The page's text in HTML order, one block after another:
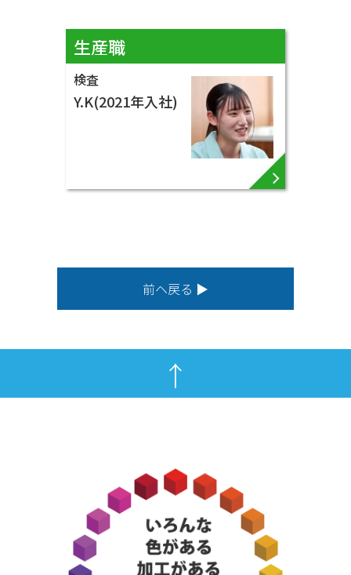
生産職
検査
Y.K(2021年入社)
前ヘ戻る ▶
↑